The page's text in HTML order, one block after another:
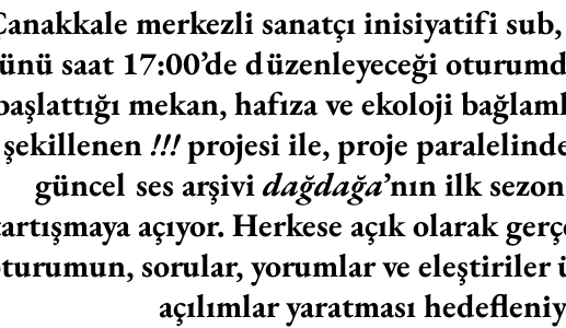
TUHAF AÇI SINIRSIZ ZİYARETLER
merkezli sanatçı inisiyatifi
saat 17:00’de düzenleyeceği
mekan, hafıza ve ekoloji
şekillenen !!! projesi ile, proje
güncel ses arşivi dağdağa’nın ilk
açıyor. Herkese açık olarak
sorular, yorumlar ve eleştiriler
açılımlar yaratması